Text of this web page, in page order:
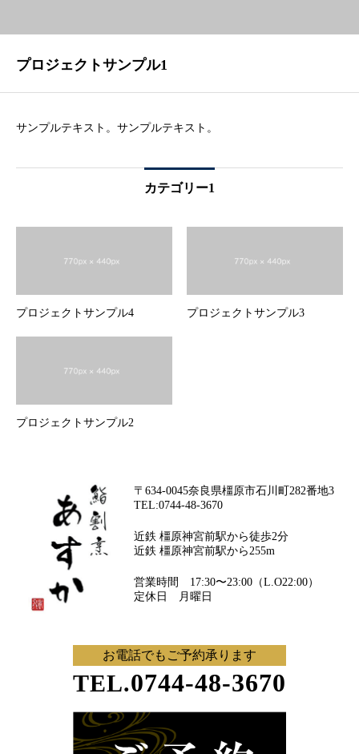
プロジェクトサンプル1
サンプルテキスト。サンプルテキスト。
カテゴリー1
プロジェクトサンプル4 プロジェクトサンプル3
プロジェクトサンプル2
〒634-0045奈良県橿原市石川町282番地3
TEL:0744-48-3670
近鉄 橿原神宮前駅から徒歩2分
近鉄 橿原神宮前駅から255m
営業時間 17:30〜23:00（L.O22:00）
定休日 月曜日
お電話でもご予約承ります
TEL.0744-48-3670